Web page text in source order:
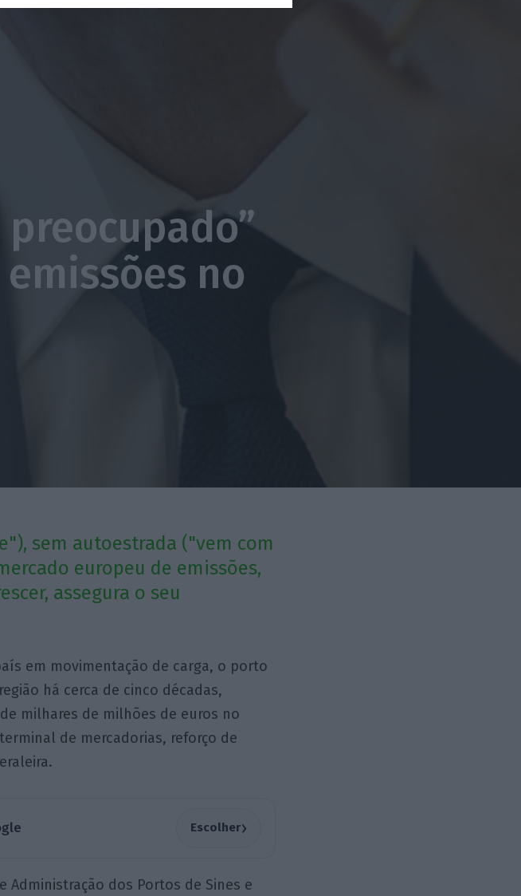
preocupado”
no
sem autoestrada ("vem com
europeu de emissões,
assegura o seu
em movimentação de carga, o porto
há cerca de cinco décadas,
milhares de milhões de euros no
de mercadorias, reforço de
Escolher›
Administração dos Portos de Sines e